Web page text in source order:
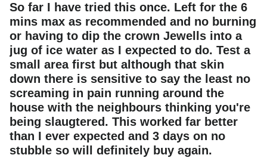
So far I have tried this once. Left for the 6
mins max as recommended and no burning
or having to dip the crown Jewells into a
jug of ice water as I expected to do. Test a
small area first but although that skin
down there is sensitive to say the least no
screaming in pain running around the
house with the neighbours thinking you're
being slaugtered. This worked far better
than I ever expected and 3 days on no
stubble so will definitely buy again.